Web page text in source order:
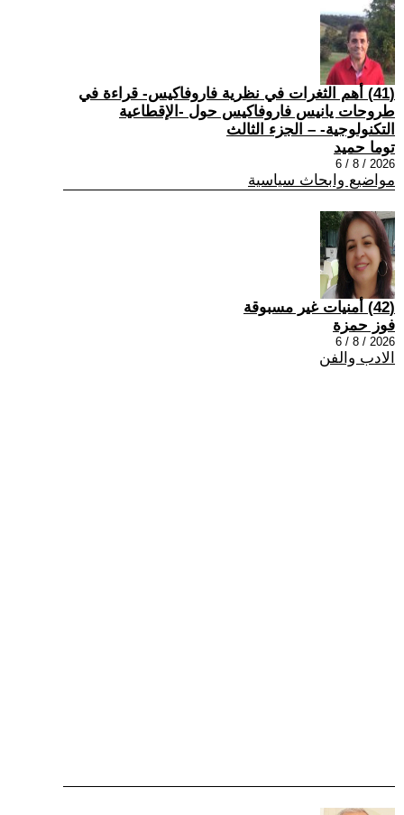
(41) أهم الثغرات في نظرية فاروفاكيس- قراءة في
طروحات يانيس فاروفاكيس حول -الإقطاعية
التكنولوجية- – الجزء الثالث
توما حميد
2026 / 8 / 6
مواضيع وابحاث سياسية
(42) أمنيات غير مسبوقة
فوز حمزة
2026 / 8 / 6
الادب والفن